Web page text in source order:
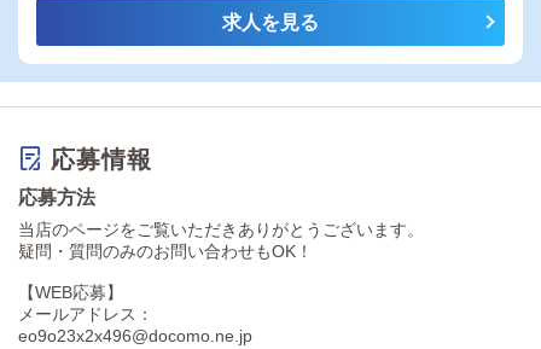
たいならココ！異業種からの転職者増えて
ます！
求人を見る
応募情報
応募方法
当店のページをご覧いただきありがとうございます。
疑問・質問のみのお問い合わせもOK！
【WEB応募】
メールアドレス：
eo9o23x2x496@docomo.ne.jp